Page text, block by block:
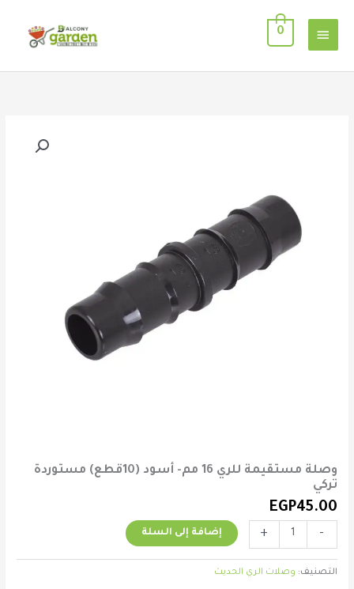
المحتوى
القائمة
الرئيسية
0
وصلة مستقيمة للري 16 مم- أسود (10قطع) مستوردة
تركي
EGP45.00
-
(10قطع)
+ إضافة إلى السلة
التصنيف: وصلات الري الحديث